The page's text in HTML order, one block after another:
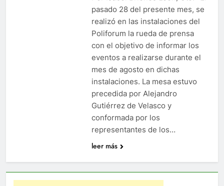
pasado 28 del presente mes, se
realizó en las instalaciones del
Poliforum la rueda de prensa
con el objetivo de informar los
eventos a realizarse durante el
mes de agosto en dichas
instalaciones. La mesa estuvo
precedida por Alejandro
Gutiérrez de Velasco y
conformada por los
representantes de los…
leer más